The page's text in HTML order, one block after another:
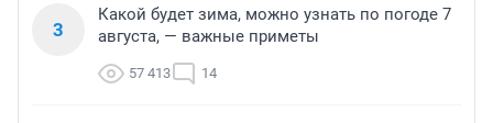
3
Какой будет зима, можно узнать по погоде 7
августа, — важные приметы
57 413 14